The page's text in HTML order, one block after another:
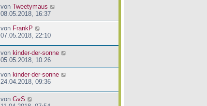
von Tweetymaus
08.05.2018, 16:37
von FrankP
07.05.2018, 22:10
von kinder-der-sonne
05.05.2018, 10:26
von kinder-der-sonne
24.04.2018, 09:36
von GvS